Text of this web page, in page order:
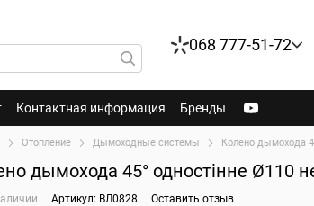
068 777-51-72
Контактная информация Бренды
Отопление Дымоходные системы Колено дымохода
дымохода 45° одностінне Ø110
Артикул: ВЛ0828 Оставить отзыв